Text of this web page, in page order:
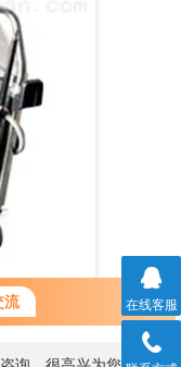
流
询，很高兴为您
询什么问题呢？
在线客服